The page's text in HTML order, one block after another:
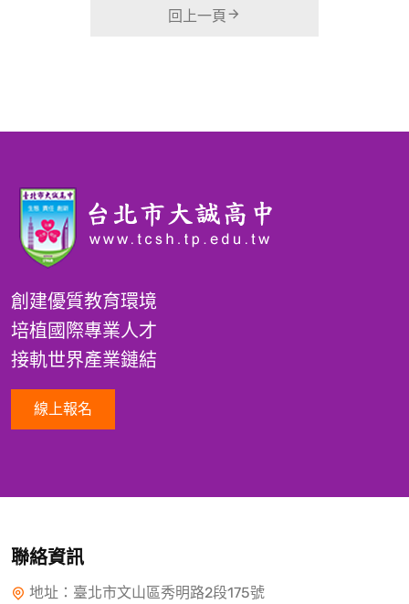
回上一頁
創建優質教育環境
培植國際專業人才
接軌世界產業鏈結
線上報名
聯絡資訊
地址：臺北市文山區秀明路2段175號